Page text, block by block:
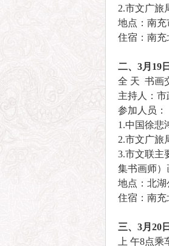
2.市文广旅
地点：南充
住宿：南充
二、3月19
全 天 书画
主持人：市
参加人员：
1.中国徐悲
2.市文广旅
3.市文联主
集书画师）
地点：北湖
住宿：南充
三、3月20
上 午8点